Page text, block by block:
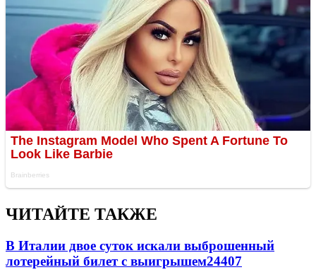
ЧИТАЙТЕ ТАКЖЕ
В Италии двое суток искали выброшенный
лотерейный билет с выигрышем24407